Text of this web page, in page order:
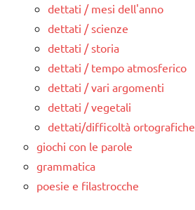
dettati / mesi dell'anno
dettati / scienze
dettati / storia
dettati / tempo atmosferico
dettati / vari argomenti
dettati / vegetali
dettati/difficoltà ortografiche
giochi con le parole
grammatica
poesie e filastrocche